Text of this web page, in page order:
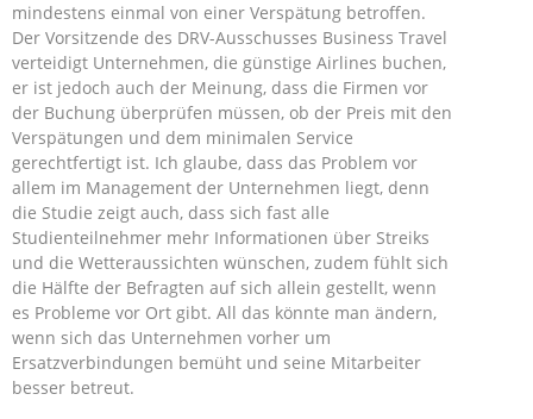
mindestens einmal von einer Verspätung betroffen.
Der Vorsitzende des DRV-Ausschusses Business Travel
verteidigt Unternehmen, die günstige Airlines buchen,
er ist jedoch auch der Meinung, dass die Firmen vor
der Buchung überprüfen müssen, ob der Preis mit den
Verspätungen und dem minimalen Service
gerechtfertigt ist. Ich glaube, dass das Problem vor
allem im Management der Unternehmen liegt, denn
die Studie zeigt auch, dass sich fast alle
Studienteilnehmer mehr Informationen über Streiks
und die Wetteraussichten wünschen, zudem fühlt sich
die Hälfte der Befragten auf sich allein gestellt, wenn
es Probleme vor Ort gibt. All das könnte man ändern,
wenn sich das Unternehmen vorher um
Ersatzverbindungen bemüht und seine Mitarbeiter
besser betreut.